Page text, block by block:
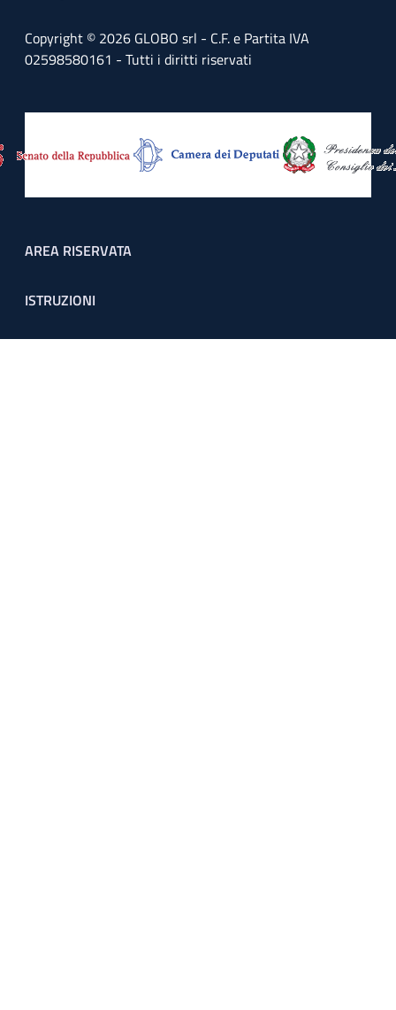
Copyright © 2026 GLOBO srl - C.F. e Partita IVA
02598580161 - Tutti i diritti riservati
Footer menu
AREA RISERVATA
ISTRUZIONI